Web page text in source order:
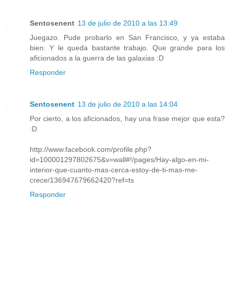
Sentosenent 13 de julio de 2010 a las 13:49
Juegazo. Pude probarlo en San Francisco, y ya estaba
bien. Y le queda bastante trabajo. Que grande para los
aficionados a la guerra de las galaxias :D
Responder
Sentosenent 13 de julio de 2010 a las 14:04
Por cierto, a los aficionados, hay una frase mejor que esta?
:D
http://www.facebook.com/profile.php?
id=100001297802675&v=wall#!/pages/Hay-algo-en-mi-
interior-que-cuanto-mas-cerca-estoy-de-ti-mas-me-
crece/136947679662420?ref=ts
Responder